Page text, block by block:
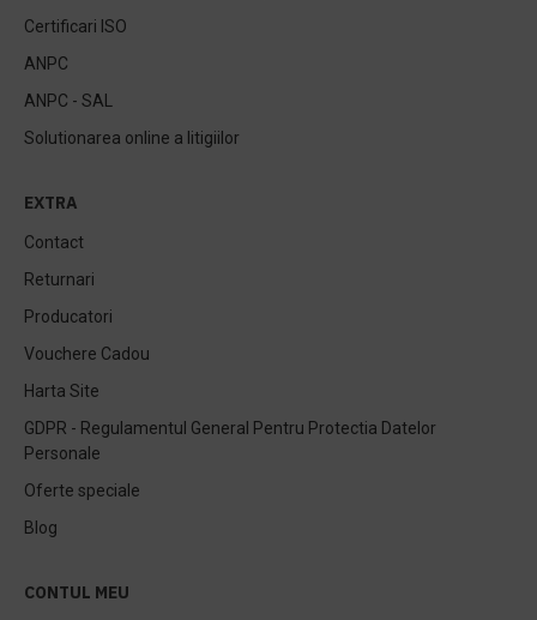
Certificari ISO
ANPC
ANPC - SAL
Solutionarea online a litigiilor
EXTRA
Contact
Returnari
Producatori
Vouchere Cadou
Harta Site
GDPR - Regulamentul General Pentru Protectia Datelor
Personale
Oferte speciale
Blog
CONTUL MEU